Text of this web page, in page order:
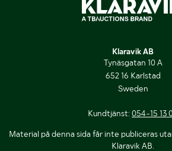
Klaravik AB
Tynäsgatan 10 A
652 16 Karlstad
Sweden
Kundtjänst: 054-15 13
Material på denna sida får inte publiceras
Klaravik AB.